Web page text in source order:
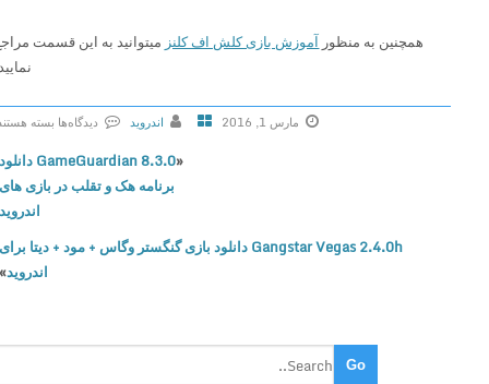
همچنین به منظورآموزش بازی کلش اف کلنزمیتوانید به این قسمت مراجع
نمایید.
مارس 1, 2016 اندروید
دیدگاه‌ها
ر
ا
D
a
بسته هستند
GameGuardian 8.3.0 دانلود
برنامه هک و تقلب در بازی های
اندروید
Gangstar Vegas 2.4.0h دانلود بازی گنگستر وگاس + مود + دیتا برای
اندروید»